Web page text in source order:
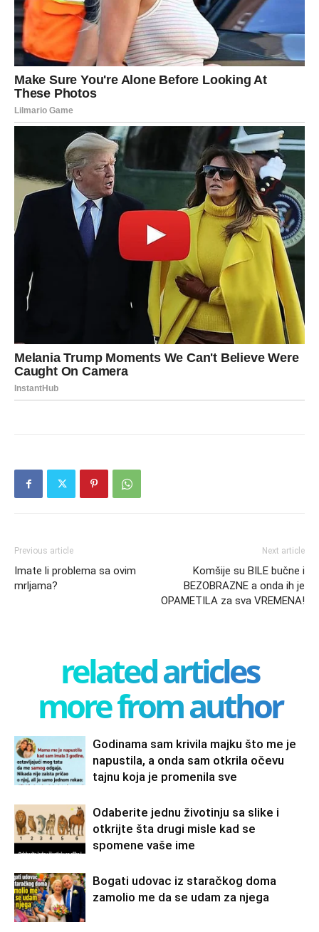
Previous article
Imate li problema sa ovim
mrljama?
Next article
Komšije su BILE bučne i
BEZOBRAZNE a onda ih je
OPAMETILA za sva VREMENA!
related articles
more from author
Godinama sam krivila majku što me je
napustila, a onda sam otkrila očevu
tajnu koja je promenila sve
Odaberite jednu životinju sa slike i
otkrijte šta drugi misle kad se
spomene vaše ime
Bogati udovac iz staračkog doma
zamolio me da se udam za njega